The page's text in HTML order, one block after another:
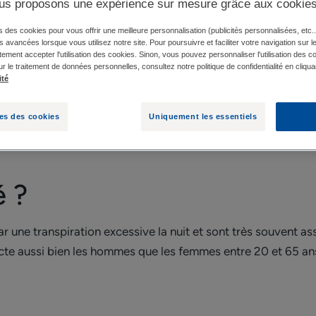
SONT LES CAUSES DES SUEURS NOCTURNES ?
soudaine et abondante durant la nuit, ce sont
qui peut apparaître de manière ponctuelle ou se
?
une transpiration excessive la nuit et sont très souvent
aussi bien les hommes que les femmes entre 20 et 65
proposons une expérience sur mesure grâce aux
des cookies pour vous offrir une meilleure personnalisation (publicités personnalisées,
avancées lorsque vous utilisez notre site. Pour poursuivre et faciliter votre navigation sur
accepter l'utilisation des cookies. Sinon, vous pouvez personnaliser l'utilisation des
le traitement de données personnelles, consultez notre politique de confidentialité en
des cookies Uniquement les essentiels